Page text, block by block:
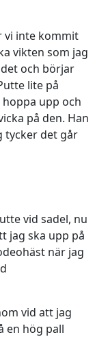
vi inte kommit
vikten som jag
och börjar
lite på
upp och
på den. Han
tycker det går
vid sadel, nu
jag ska upp på
när jag
vid att jag
en hög pall